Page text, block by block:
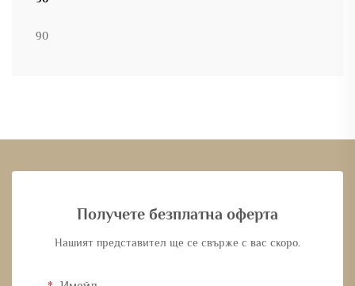
90
Получете безплатна оферта
Нашият представител ще се свърже с вас скоро.